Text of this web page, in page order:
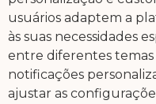
usuários adaptem a
às suas necessidades
entre diferentes temas
notificações
ajustar as